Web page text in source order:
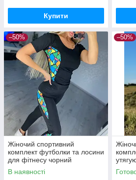
Купити
–50%
Жіночий спортивний
комплект футболки та лосини
для фітнесу чорний
В наявності
–50%